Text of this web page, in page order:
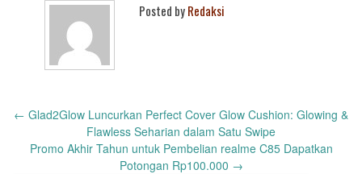
Posted byRedaksi
Post
← Glad2Glow Luncurkan Perfect Cover Glow Cushion: Glowing &
Flawless Seharian dalam Satu Swipe
Promo Akhir Tahun untuk Pembelian realme C85 Dapatkan
Potongan Rp100.000 →